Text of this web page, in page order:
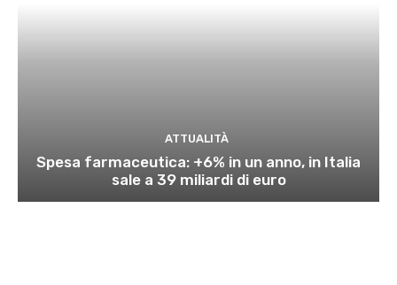
ATTUALITÀ
Spesa farmaceutica: +6% in un anno, in Italia
sale a 39 miliardi di euro